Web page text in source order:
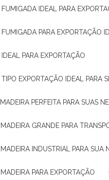
IDEAL PARA
PARA EXPORTAÇÃO
PARA EXPORTAÇÃO
EXPORTAÇÃO IDEAL PARA
PERFEITA PARA SUAS
GRANDE PARA
INDUSTRIAL PARA SUA
PARA EXPORTAÇÃO